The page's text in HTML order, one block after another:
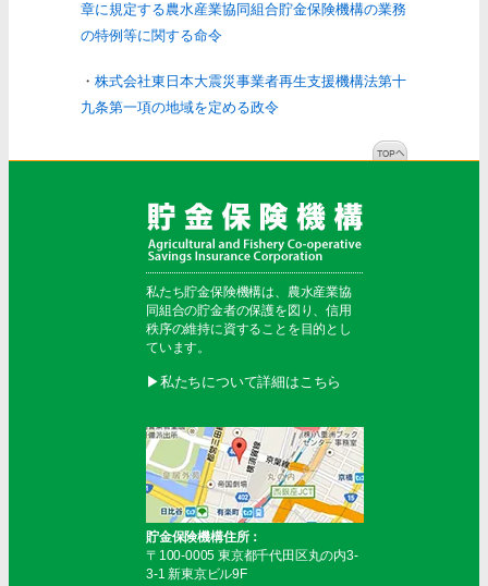
章に規定する農水産業協同組合貯金保険機構の業務
の特例等に関する命令
・ 株式会社東日本大震災事業者再生支援機構法第十
九条第一項の地域を定める政令
私たち貯金保険機構は、農水産業協
同組合の貯金者の保護を図り、信用
秩序の維持に資することを目的とし
ています。
▶︎私たちについて詳細はこちら
貯金保険機構住所：
〒100-0005 東京都千代田区丸の内3-
3-1 新東京ビル9F